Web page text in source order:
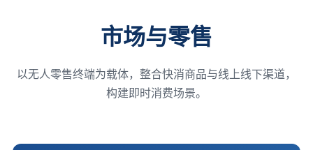
市场与零售
以无人零售终端为载体，整合快消商品与线上线下渠道，
构建即时消费场景。